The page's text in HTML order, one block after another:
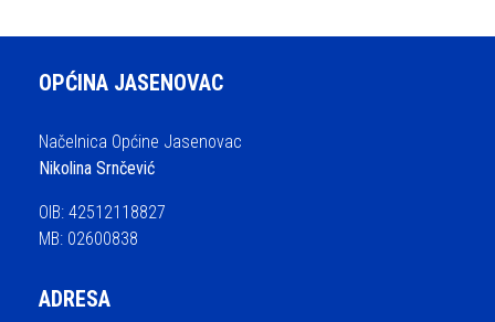
OPĆINA JASENOVAC
Načelnica Općine Jasenovac
Nikolina Srnčević
OIB: 42512118827
MB: 02600838
ADRESA